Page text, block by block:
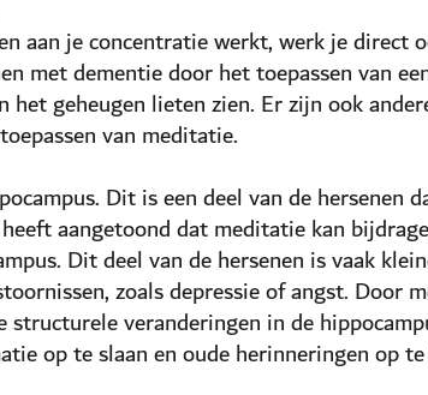
aan je concentratie werkt, werk je direct
met dementie door het toepassen van
geheugen lieten zien. Er zijn ook
van meditatie.
Dit is een deel van de hersenen
aangetoond dat meditatie kan
Dit deel van de hersenen is vaak
zoals depressie of angst. Door
structurele veranderingen in de
op te slaan en oude herinneringen op